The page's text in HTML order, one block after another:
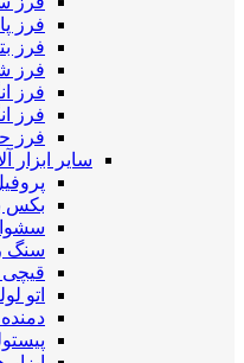
فرز
فرز
فرز
فرز
فرز
فرز
سایر ابزار
بکس
سنگ
قیچی
اتو